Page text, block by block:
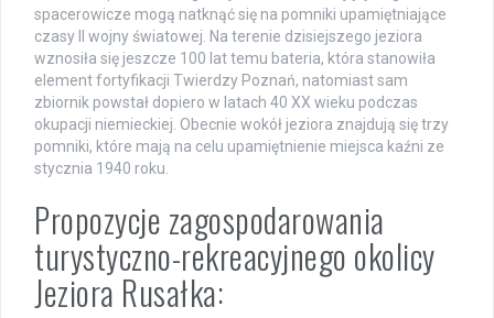
spacerowicze mogą natknąć się na pomniki upamiętniające
czasy II wojny światowej. Na terenie dzisiejszego jeziora
wznosiła się jeszcze 100 lat temu bateria, która stanowiła
element fortyfikacji Twierdzy Poznań, natomiast sam
zbiornik powstał dopiero w latach 40 XX wieku podczas
okupacji niemieckiej. Obecnie wokół jeziora znajdują się trzy
pomniki, które mają na celu upamiętnienie miejsca kaźni ze
stycznia 1940 roku.
Propozycje zagospodarowania
turystyczno-rekreacyjnego okolicy
Jeziora Rusałka: